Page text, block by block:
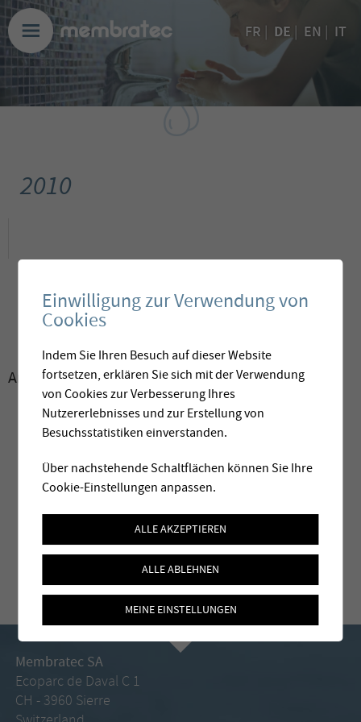
FR DE EN IT
2010
Archive:2010
Membratec SA
Ecoparc de Daval C 1
CH - 3960 Sierre
Einwilligung zur Verwendung von
Cookies
Indem Sie Ihren Besuch auf dieser Website
fortsetzen, erklären Sie sich mit der Verwendung
von Cookies zur Verbesserung Ihres
Nutzererlebnisses und zur Erstellung von
Besuchsstatistiken einverstanden.
Über nachstehende Schaltflächen können Sie Ihre
Cookie-Einstellungen anpassen.
ALLE AKZEPTIEREN
ALLE ABLEHNEN
MEINE EINSTELLUNGEN